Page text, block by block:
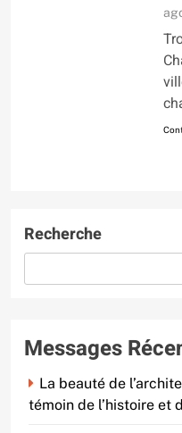
Recherche
Messages
La beauté de
témoin de l’histoire et